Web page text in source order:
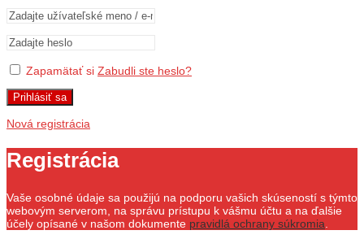
Zapamätať si Zabudli ste heslo?
Prihlásiť sa
Nová registrácia
Registrácia
Vaše osobné údaje sa použijú na podporu vašich skúseností s týmto
webovým serverom, na správu prístupu k vášmu účtu a na ďalšie
účely opísané v našom dokumente pravidlá ochrany súkromia